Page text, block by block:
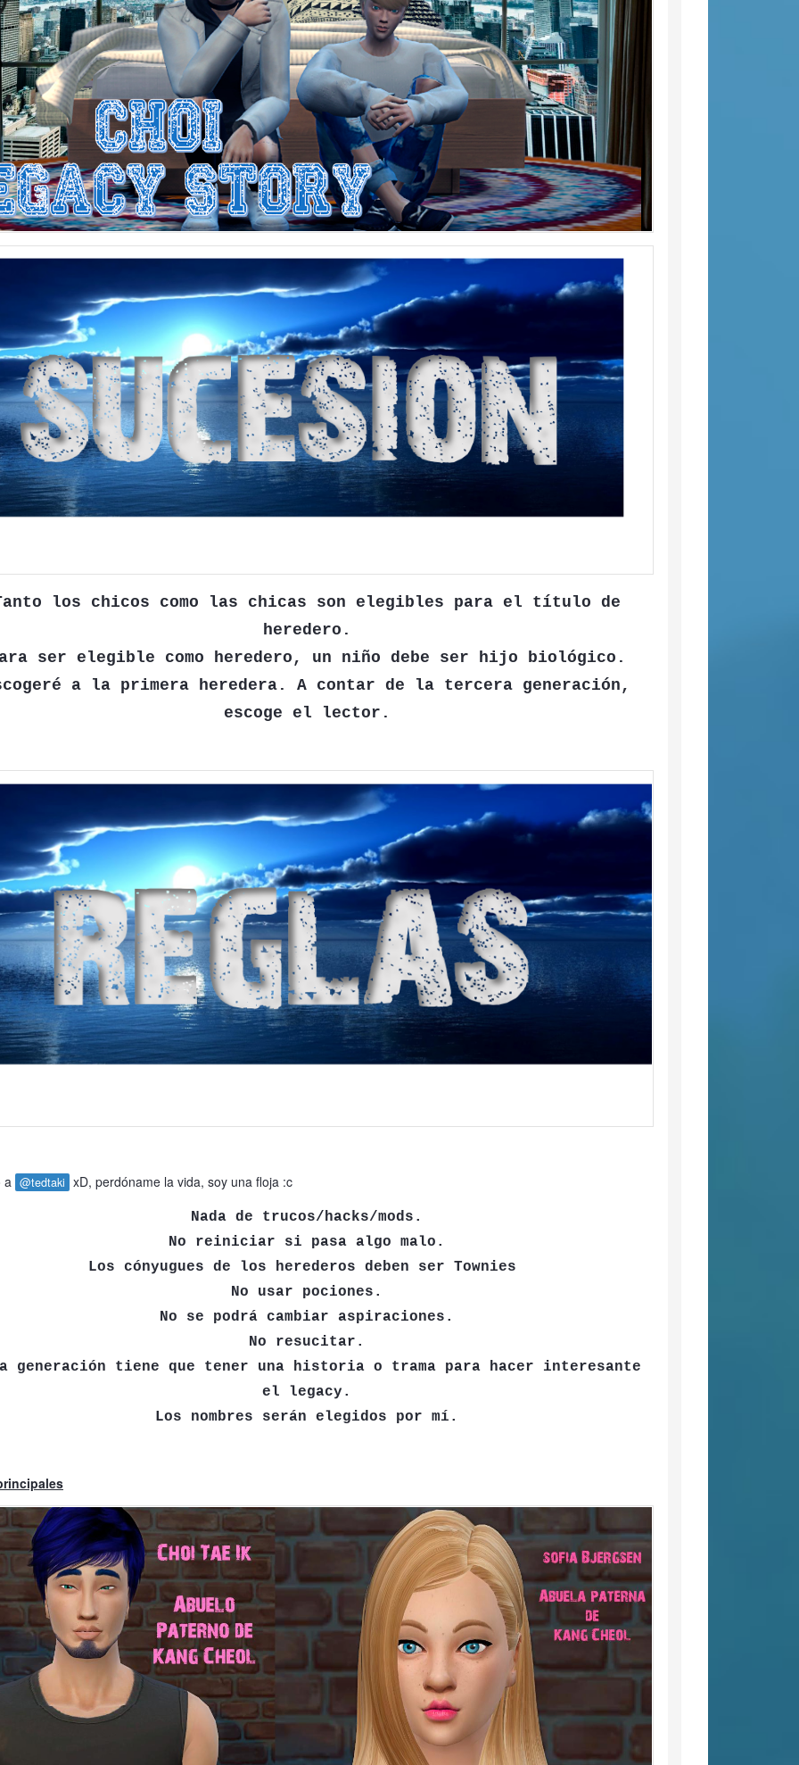
los chicos como las chicas son elegibles para el título de
heredero.
ser elegible como heredero, un niño debe ser hijo biológico.
a la primera heredera. A contar de la tercera generación,
escoge el lector.
a @tedtaki xD, perdóname la vida, soy una floja :c
Nada de trucos/hacks/mods.
No reiniciar si pasa algo malo.
Los cónyugues de los herederos deben ser Townies
No usar pociones.
No se podrá cambiar aspiraciones.
No resucitar.
generación tiene que tener una historia o trama para hacer interesante
el legacy.
Los nombres serán elegidos por mí.